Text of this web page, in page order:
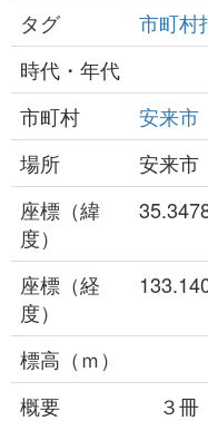
タグ
市町村
時代・年代
市町村
安来市
場所
安来
座標（緯
度）
座標（経
度）
標高（ｍ）
概要
３冊